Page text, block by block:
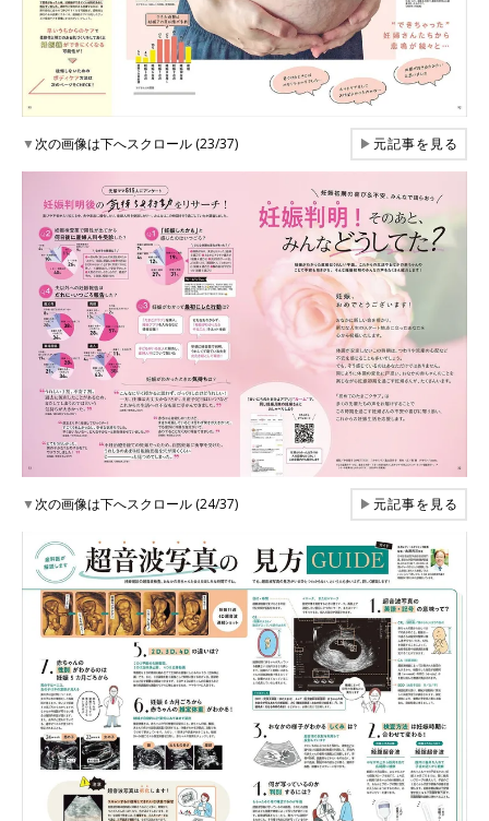
▼次の画像は下へスクロール (23/37) ▶元記事を見る
▼次の画像は下へスクロール (24/37) ▶元記事を見る